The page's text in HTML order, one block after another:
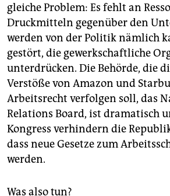
gleiche Problem: Es fehlt an
Druckmitteln gegenüber den
werden von der Politik nämlich
gestört, die gewerkschaftliche
unterdrücken. Die Behörde, die
Verstöße von Amazon und
Arbeitsrecht verfolgen soll, das
Relations Board, ist dramatisch
Kongress verhindern die
dass neue Gesetze zum
werden.
Was also tun?